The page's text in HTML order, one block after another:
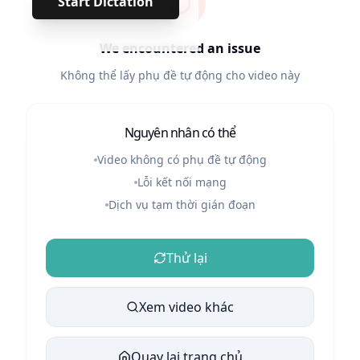
We encountered an issue
Không thể lấy phụ đề tự động cho video này
Nguyên nhân có thể
Video không có phụ đề tự động
Lỗi kết nối mạng
Dịch vụ tạm thời gián đoạn
Thử lại
Xem video khác